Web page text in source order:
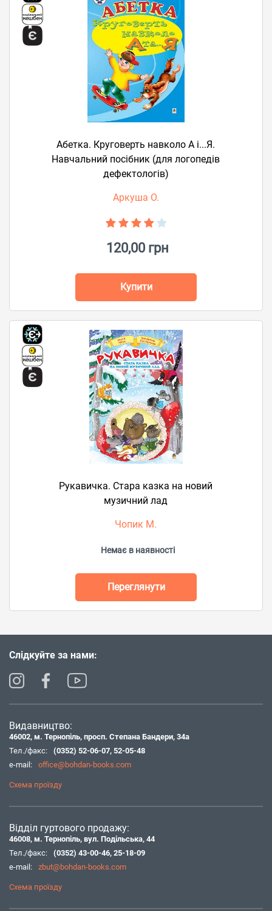
Абетка. Круговерть навколо А і...Я.
Навчальний посібник (для логопедів
дефектологів)
Аркуша О.
120,00 грн
Купити
Рукавичка. Стара казка на новий
музичний лад
Чопик М.
Немає в наявності
Переглянути
Слідкуйте за нами:
Видавництво:
46002, м. Тернопіль, просп. Степана Бандери, 34а
Тел./факс:
(0352) 52-06-07, 52-05-48
e-mail:
office@bohdan-books.com
Схема проїзду
Відділ гуртового продажу:
46008, м. Тернопіль, вул. Подільська, 44
Тел./факс:
(0352) 43-00-46, 25-18-09
e-mail:
zbut@bohdan-books.com
Схема проїзду